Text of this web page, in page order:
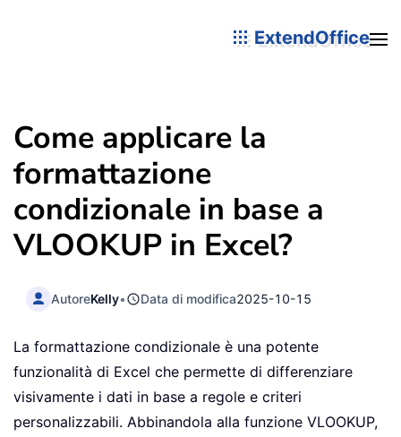
ExtendOffice
Come applicare la
formattazione
condizionale in base a
VLOOKUP in Excel?
AutoreKelly• Data di modifica2025-10-15
La formattazione condizionale è una potente
funzionalità di Excel che permette di differenziare
visivamente i dati in base a regole e criteri
personalizzabili. Abbinandola alla funzione VLOOKUP,